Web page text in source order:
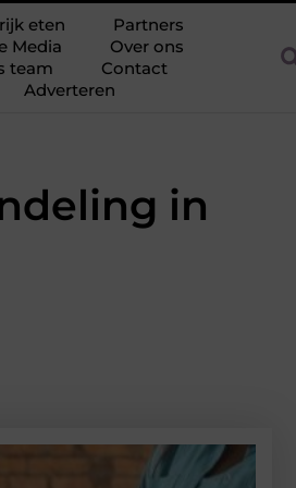
eten
Partners
Media
Over ons
team
Contact
Adverteren
in